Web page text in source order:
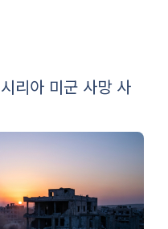
리아 미군 사망 사